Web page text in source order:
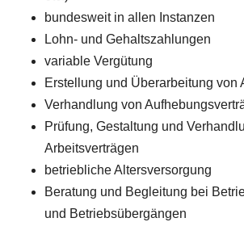
bundesweit in allen Instanzen
Lohn- und Gehaltszahlungen
variable Vergütung
Erstellung und Überarbeitung von
Verhandlung von
Prüfung, Gestaltung und
Arbeitsverträgen
betriebliche Altersversorgung
Beratung und Begleitung bei
und Betriebsübergängen